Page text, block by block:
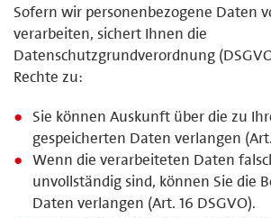
Sofern wir personenbezogene Daten
verarbeiten, sichert Ihnen die
Datenschutzgrundverordnung
Rechte zu:
Sie können Auskunft über die zu
gespeicherten Daten verlangen (Art.
Wenn die verarbeiteten Daten
unvollständig sind, können Sie die
Daten verlangen (Art. 16 DSGVO).